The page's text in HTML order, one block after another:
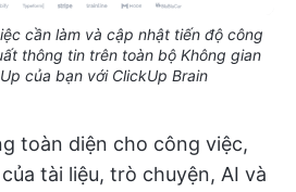
cần làm và cập nhật tiến độ công
thông tin trên toàn bộ Không gian
của bạn với ClickUp Brain
toàn diện cho công việc,
tài liệu, trò chuyện, AI và